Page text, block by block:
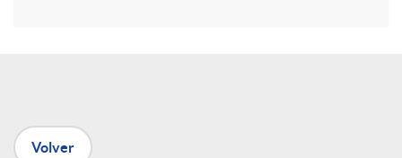
n
Volver